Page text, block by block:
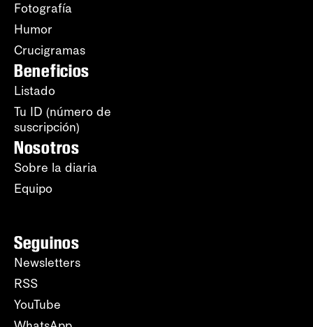
Fotografía
Humor
Crucigramas
Beneficios
Listado
Tu ID (número de
suscripción)
Nosotros
Sobre la diaria
Equipo
Seguinos
Newsletters
RSS
YouTube